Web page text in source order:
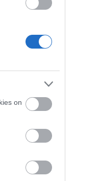
on
2019 október
Tovább
CÍMKÉK
ajándék(6
bevásárlás
budapest titkai
16)díszburkolat
építészet(21
fejlesztés(